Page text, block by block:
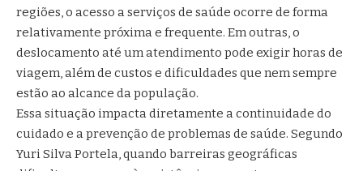
regiões, o acesso a serviços de saúde ocorre de forma
relativamente próxima e frequente. Em outras, o
deslocamento até um atendimento pode exigir horas de
viagem, além de custos e dificuldades que nem sempre
estão ao alcance da população.
Essa situação impacta diretamente a continuidade do
cuidado e a prevenção de problemas de saúde. Segundo
Yuri Silva Portela, quando barreiras geográficas